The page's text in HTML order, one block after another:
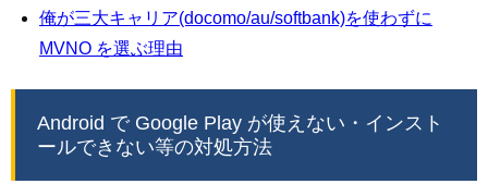
俺が三大キャリア(docomo/au/softbank)を使わずに
MVNO を選ぶ理由
Android で Google Play が使えない・インスト
ールできない等の対処方法